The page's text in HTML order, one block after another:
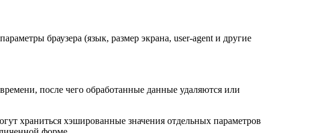
браузера (язык, размер экрана, user-agent и другие
после чего обработанные данные удаляются или
храниться хэшированные значения отдельных параметров